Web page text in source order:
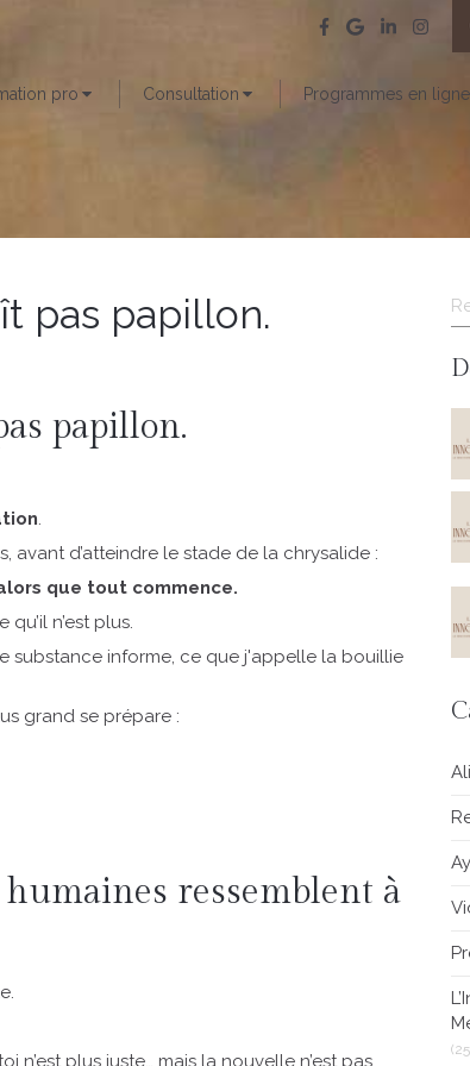
pro Consultation Programmes en ligne
pas papillon.
papillon.
.
avant d’atteindre le stade de la chrysalide :
que tout commence.
n’est plus.
substance informe, ce que j'appelle la bouillie
grand se prépare :
ressemblent à
n’est plus juste… mais la nouvelle n’est pas